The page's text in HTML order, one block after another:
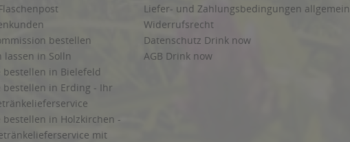
bestellen
lassen in Solln
bestellen in Bielefeld
bestellen in Erding - Ihr
bestellen in Holzkirchen -
mit
Liefer- und Zahlungsbedingungen allgemein
Widerrufsrecht
Datenschutz Drink now
AGB Drink now